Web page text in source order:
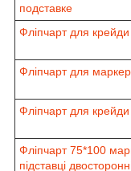
подставке
Фліпчарт для крейди
Фліпчарт для
Фліпчарт для
Фліпчарт 75*100
підставці